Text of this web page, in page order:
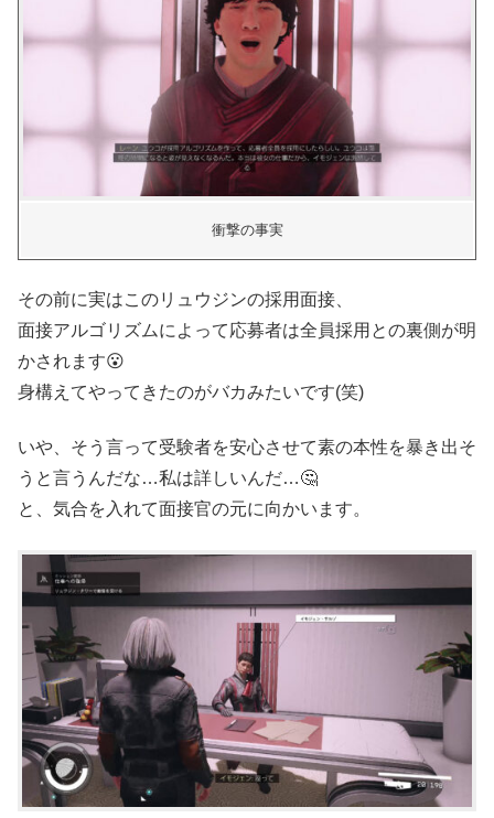
衝撃の事実
その前に実はこのリュウジンの採用面接、
面接アルゴリズムによって応募者は全員採用との裏側が明
かされます😮
身構えてやってきたのがバカみたいです(笑)
いや、そう言って受験者を安心させて素の本性を暴き出そ
うと言うんだな…私は詳しいんだ…🤔
と、気合を入れて面接官の元に向かいます。